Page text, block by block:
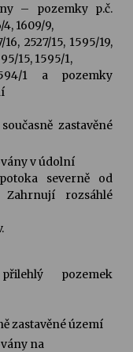
– pozemky p.č.
4, 1609/9,
16, 2527/15, 1595/19,
15, 1595/1,
1 a pozemky
zastavěné
v údolní
severně od
Zahrnují rozsáhlé
pozemek
zastavěné území
na